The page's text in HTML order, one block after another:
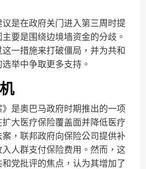
是在政府关门进入第三周时提
要是围绕边境墙资金的分歧。
一措施来打破僵局，并为共和
举中争取更多支持。
》是奥巴马政府时期推出的一项
大医疗保险覆盖面并降低医疗
，联邦政府向保险公司提供补
人群支付保险费用。然而，这
党批评的焦点，认为其增加了